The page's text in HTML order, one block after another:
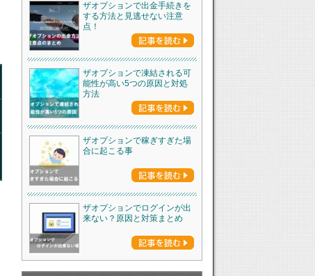
ザオプションで出金手続きを
する方法と見逃せない注意
点！
ザオプションで凍結される可
能性が高い5つの原因と対処
方法
ザオプションで稼ぎすぎた場
合に起こる事
ザオプションでログインが出
来ない？原因と対策まとめ